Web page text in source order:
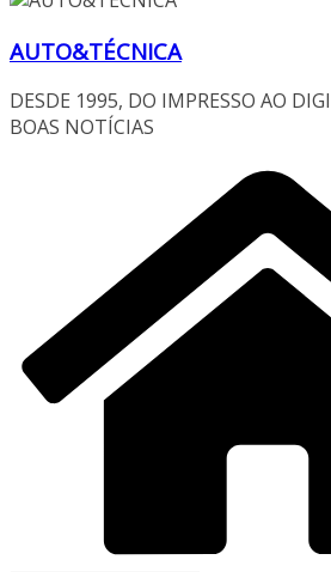
AUTO&TÉCNICA
DESDE 1995, DO IMPRESSO AO
BOAS NOTÍCIAS